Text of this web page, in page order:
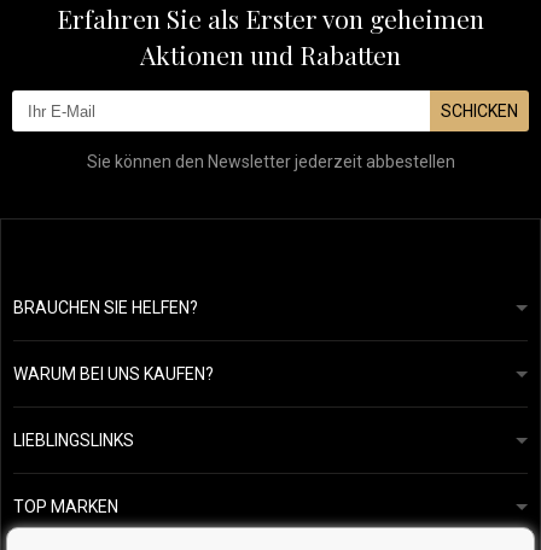
Erfahren Sie als Erster von geheimen
Aktionen und Rabatten
SCHICKEN
Sie können den Newsletter jederzeit abbestellen
BRAUCHEN SIE HELFEN?
info@mapeja.de
Wir werden innerhalb von 24 Stunden antworten.
WARUM BEI UNS KAUFEN?
Allgemeine geschäftsbedingungen
Datenschutzerklärung
Übersicht über Zahlungen und Versand
Rückgabe von Waren
LIEBLINGSLINKS
Unsere Geschichte
Kostenlose Produktproben
TOP MARKEN
Kérastase